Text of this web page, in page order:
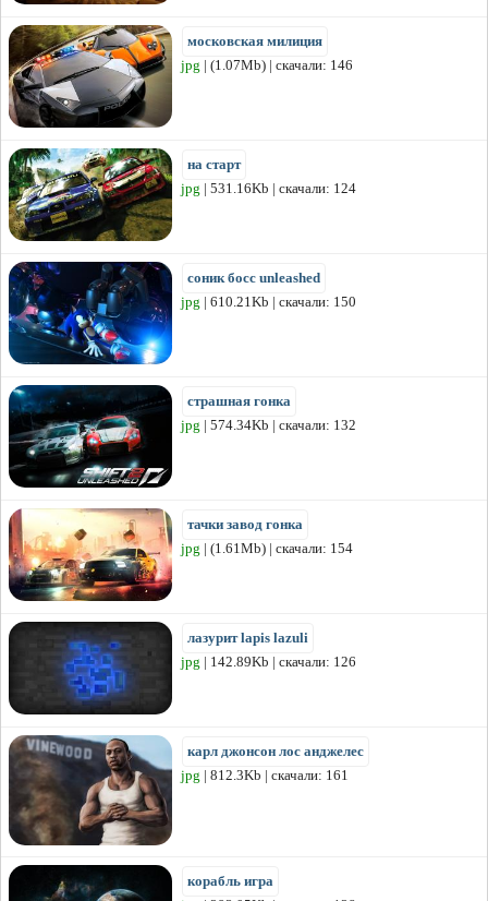
московская милиция
jpg | (1.07Mb) | скачали: 146
на старт
jpg | 531.16Kb | скачали: 124
соник босс unleashed
jpg | 610.21Kb | скачали: 150
страшная гонка
jpg | 574.34Kb | скачали: 132
тачки завод гонка
jpg | (1.61Mb) | скачали: 154
лазурит lapis lazuli
jpg | 142.89Kb | скачали: 126
карл джонсон лос анджелес
jpg | 812.3Kb | скачали: 161
корабль игра